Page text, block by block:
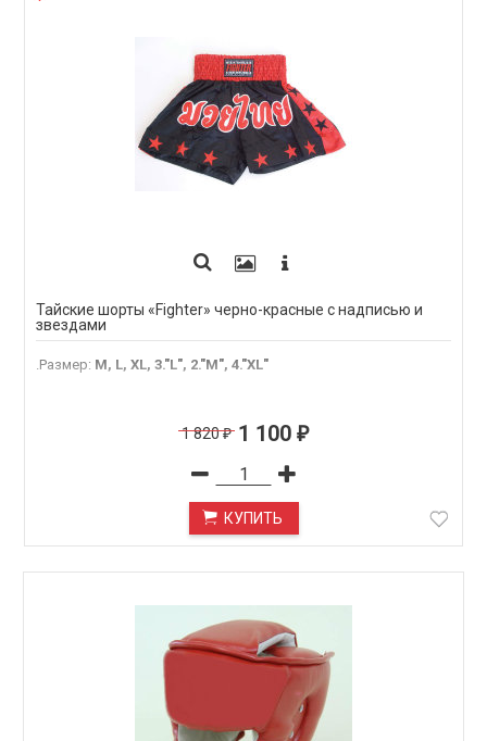
Тайские шорты «Fighter» черно-красные с надписью и
звездами
.Размер: M, L, XL, 3."L", 2."M", 4."XL"
1 820₽ 1 100 ₽
КУПИТЬ